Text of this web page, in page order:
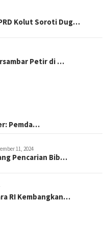
Kolut Soroti Dug…
Petir di …
Pemda…
11, 2024
Pencarian Bib…
RI Kembangkan…